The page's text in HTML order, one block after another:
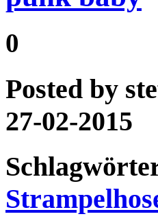
0
Posted by
27-02-2015